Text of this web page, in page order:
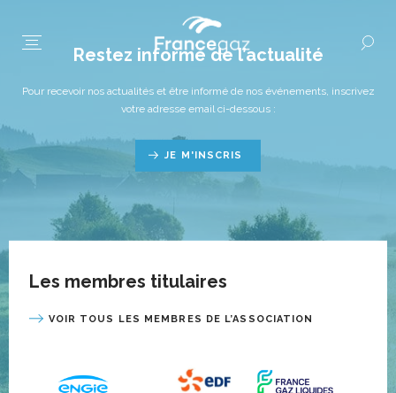
Restez informé de l’actualité
Pour recevoir nos actualités et être informé de nos événements, inscrivez
votre adresse email ci-dessous :
JE M'INSCRIS
Les membres titulaires
VOIR TOUS LES MEMBRES DE L’ASSOCIATION